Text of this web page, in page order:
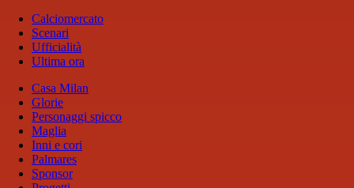
Calciomercato
Scenari
Ufficialità
Ultima ora
Casa Milan
Glorie
Personaggi spicco
Maglia
Inni e cori
Palmares
Sponsor